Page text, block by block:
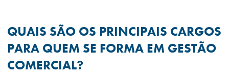
QUAIS SÃO OS PRINCIPAIS CARGOS
PARA QUEM SE FORMA EM GESTÃO
COMERCIAL?